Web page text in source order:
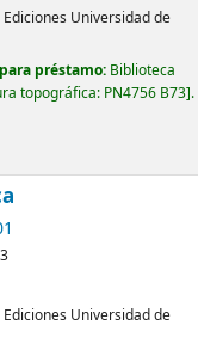
Ediciones Universidad de
préstamo: Biblioteca
topográfica: PN4756 B73 .
Ediciones Universidad de